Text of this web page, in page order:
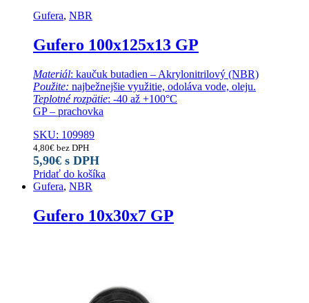
Gufera, NBR
Gufero 100x125x13 GP
Materiál: kaučuk butadien – Akrylonitrilový (NBR)
Použite: najbežnejšie využitie, odoláva vode, oleju.
Teplotné rozpätie: -40 až +100°C
GP – prachovka
SKU: 109989
4,80€ bez DPH
5,90€ s DPH
Pridať do košíka
Gufera, NBR
Gufero 10x30x7 GP